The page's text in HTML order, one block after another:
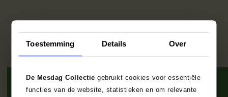
Toestemming Details Over
De Mesdag Collectie gebruikt cookies voor essentiële
functies van de website, statistieken en om relevante